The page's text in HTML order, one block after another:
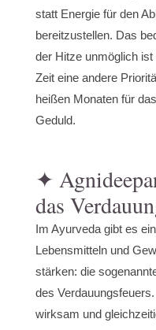
statt Energie für den
bereitzustellen. Das
der Hitze unmöglich
Zeit eine andere
heißen Monaten für
Geduld.
✦
das
Im Ayurveda gibt es
Lebensmitteln und
stärken: die
des
wirksam und